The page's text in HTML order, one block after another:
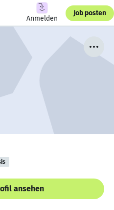
Anmelden
Job posten
ansehen